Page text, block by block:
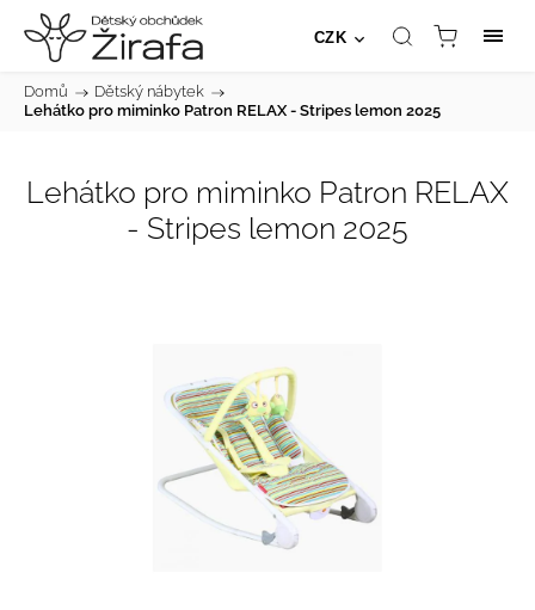
CZK
Domů / Dětský nábytek /
Lehátko pro miminko Patron RELAX - Stripes lemon 2025
Lehátko pro miminko Patron RELAX
- Stripes lemon 2025